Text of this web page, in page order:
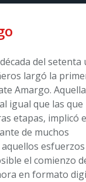
del setenta
largó la
Amargo. Aquella
igual que las que
etapas, implicó
de muchos
el comienzo
en formato